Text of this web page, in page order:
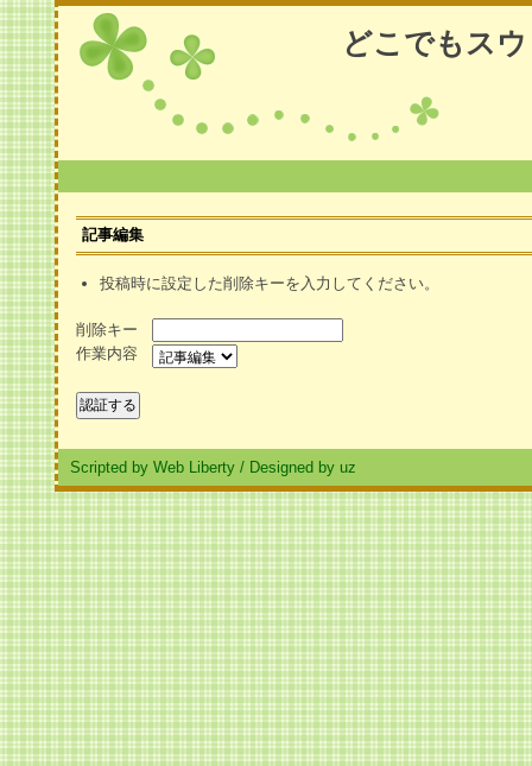
どこでもス
記事編集
投稿時に設定した削除キーを入力してください。
削除キー
作業内容
Scripted by Web Liberty / Designed by uz